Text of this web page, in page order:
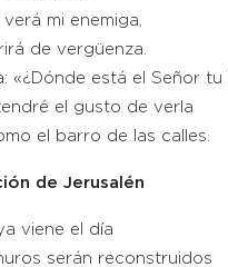
verá mi enemiga,
de vergüenza.
«¿Dónde está el Señor tu
el gusto de verla
el barro de las calles.
de Jerusalén
viene el día
serán reconstruidos